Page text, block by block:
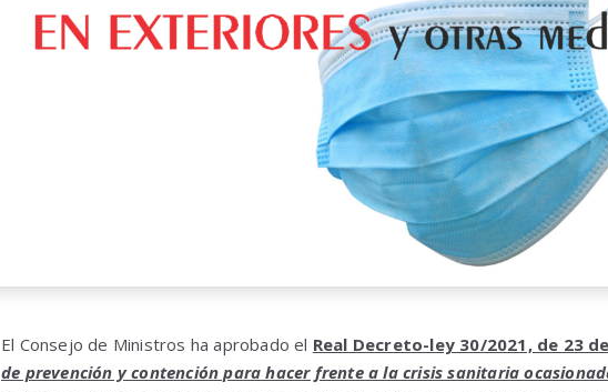
El Consejo de Ministros ha aprobado el Real Decreto-ley 30/2021, de 23
de prevención y contención para hacer frente a la crisis sanitaria